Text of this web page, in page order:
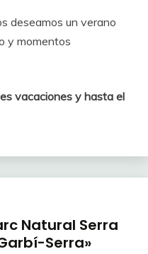
deseamos un verano
y momentos
y hasta el
Natural Serra
Serra»